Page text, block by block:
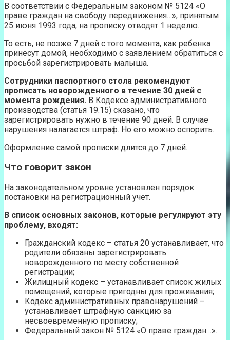
В соответствии с Федеральным законом № 5124 «О
праве граждан на свободу передвижения…», принятым
25 июня 1993 года, на прописку отводят 1 неделю.
То есть, не позже 7 дней с того момента, как ребенка
принесут домой, необходимо с заявлением обратиться с
просьбой зарегистрировать малыша.
Сотрудники паспортного стола рекомендуют
прописать новорожденного в течение 30 дней с
момента рождения. В Кодексе административного
производства (статья 19.15) сказано, что
зарегистрировать нужно в течение 90 дней. В случае
нарушения налагается штраф. Но его можно оспорить.
Оформление самой прописки длится до 7 дней.
Что говорит закон
На законодательном уровне установлен порядок
постановки на регистрационный учет.
В список основных законов, которые регулируют эту
проблему, входят:
Гражданский кодекс – статья 20 устанавливает, что
родители обязаны зарегистрировать
новорожденного по месту собственной
регистрации;
Жилищный кодекс – устанавливает список жилых
помещений, которые пригодны для проживания;
Кодекс административных правонарушений –
устанавливает штрафную санкцию за
несвоевременную прописку;
Федеральный закон № 5124 «О праве граждан…».